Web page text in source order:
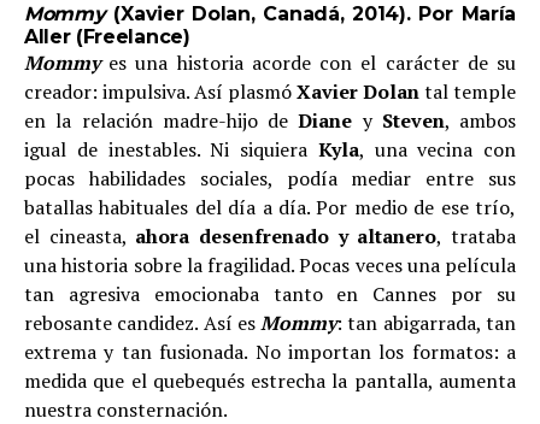
Mommy(Xavier Dolan, Canadá, 2014). Por María
Aller (Freelance)
Mommy es una historia acorde con el carácter de su
creador: impulsiva. Así plasmóXavier Dolantal temple
en la relación madre-hijo deDiane y Steven, ambos
igual de inestables. Ni siquiera Kyla, una vecina con
pocas habilidades sociales, podía mediar entre sus
batallas habituales del día a día. Por medio de ese trío,
el cineasta, ahora desenfrenado y altanero, trataba
una historia sobre la fragilidad. Pocas veces una película
tan agresiva emocionaba tanto en Cannes por su
rebosante candidez. Así esMommy: tan abigarrada, tan
extrema y tan fusionada. No importan los formatos: a
medida que el quebequés estrecha la pantalla, aumenta
nuestra consternación.